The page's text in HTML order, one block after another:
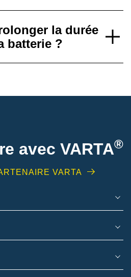
la durée
batterie ?
avec VARTA®
VARTA